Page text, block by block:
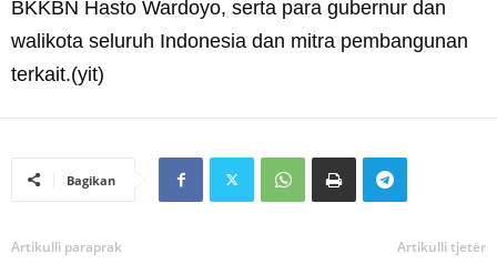
BKKBN Hasto Wardoyo, serta para gubernur dan
walikota seluruh Indonesia dan mitra pembangunan
terkait.(yit)
Bagikan
Artikulli paraprak Artikulli tjetër